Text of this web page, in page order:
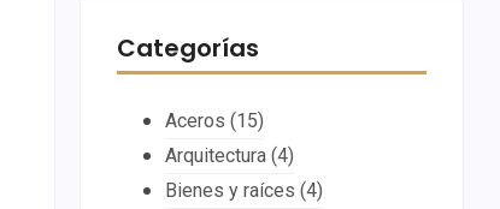
Categorías
Aceros (15)
Arquitectura(4)
Bienes y raíces (4)